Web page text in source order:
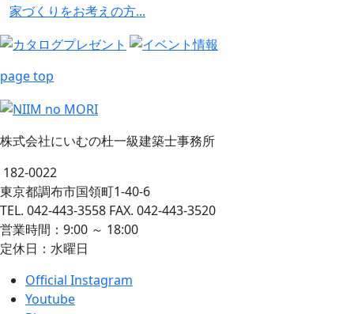
家づくりをお考えの方...
page top
株式会社にいむの杜一級建築士事務所
182-0022
東京都調布市国領町1-40-6
TEL. 042-443-3558 FAX. 042-443-3520
営業時間：9:00 ～ 18:00
定休日：水曜日
Official Instagram
Youtube